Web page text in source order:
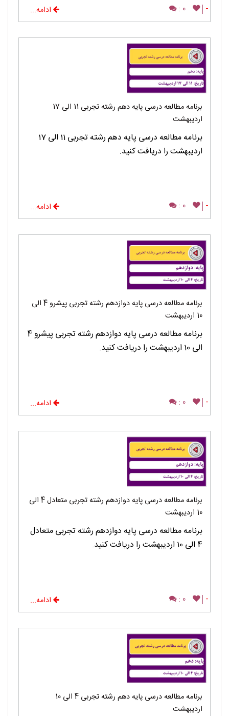
-
0 : ادامه...
برنامه مطالعه درسی پایه دهم رشته تجربی 11 الی 17
اردیبهشت
برنامه مطالعه درسی پایه دهم رشته تجربی 11 الی 17
اردیبهشت را دریافت کنید.
-
0 : ادامه...
برنامه مطالعه درسی پایه دوازدهم رشته تجربی پیشرو 4 الی
10 اردیبهشت
برنامه مطالعه درسی پایه دوازدهم رشته تجربی پیشرو 4
الی 10 اردیبهشت را دریافت کنید.
-
0 : ادامه...
برنامه مطالعه درسی پایه دوازدهم رشته تجربی متعادل 4 الی
10 اردیبهشت
برنامه مطالعه درسی پایه دوازدهم رشته تجربی متعادل
4 الی 10 اردیبهشت را دریافت کنید.
-
0 : ادامه...
برنامه مطالعه درسی پایه دهم رشته تجربی 4 الی 10
اردیبهشت